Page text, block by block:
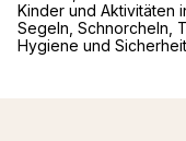
Kinder und Aktivitäten
Segeln, Schnorcheln,
Hygiene und